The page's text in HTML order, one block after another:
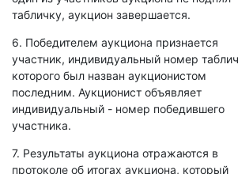
табличку, аукцион завершается.
6. Победителем аукциона признается
участник, индивидуальный номер
которого был назван аукционистом
последним. Аукционист объявляет
индивидуальный - номер победившего
участника.
7. Результаты аукциона отражаются в
протоколе об итогах аукциона, который